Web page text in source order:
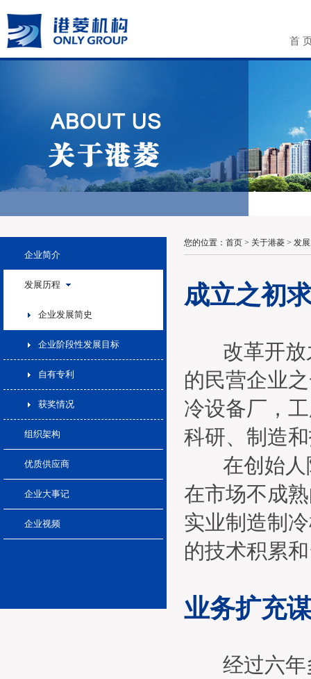
首
企业简介
发展历程
企业发展简史
企业阶段性发展目标
自有专利
获奖情况
组织架构
优质供应商
企业大事记
企业视频
您的位置： 首页 > 关于港菱 > 发
成立之初
改革开放
的民营企业
冷设备厂，
科研、制造
在创始人
在市场不成
实业制造制
的技术积累
业务扩充
经过六年